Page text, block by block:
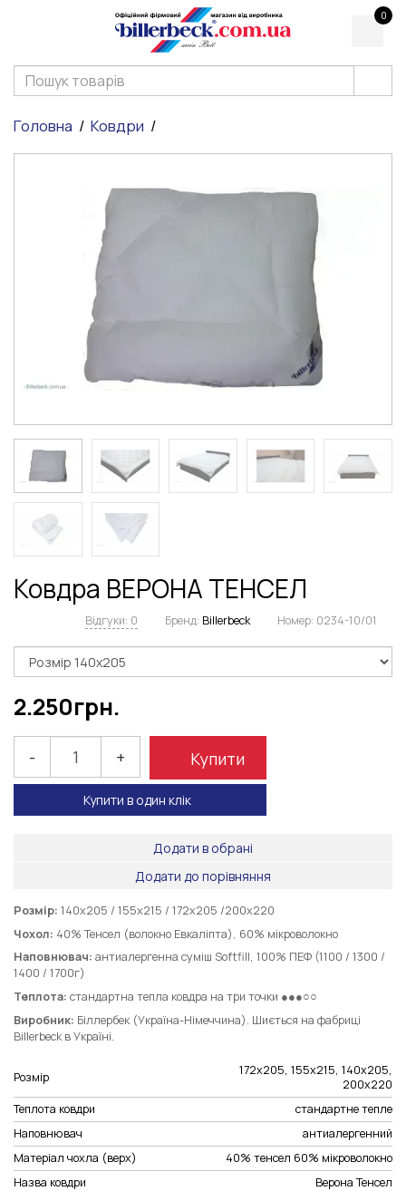
0
Головна Ковдри
Ковдра ВЕРОНА ТЕНСЕЛ
Відгуки: 0 Бренд: Billerbeck Номер: 0234-10/01
2.250грн.
- + Купити
Купити в один клік
Додати в обрані
Додати до порівняння
Розмір: 140х205 / 155х215 / 172х205 /200х220
Чохол: 40% Тенсел (волокно Евкаліпта), 60% мікроволокно
Наповнювач: антиалергенна суміш Softfill, 100% ПЕФ (1100 / 1300 /
1400 / 1700г)
Теплота: стандартна тепла ковдра на три точки ●●●○○
Виробник: Біллербек (Україна-Німеччина). Шиється на фабриці
Billerbeck в Україні.
Розмір
172х205, 155х215, 140х205,
200х220
Теплота ковдри
стандартне тепле
Наповнювач
антиалергенний
Матеріал чохла (верх)
40% тенсел 60% мікроволокно
Назва ковдри
Верона Тенсел